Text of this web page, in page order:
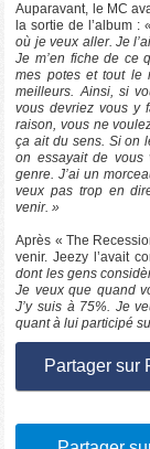
Auparavant, le MC
la sortie de l’album :
où je veux aller. Je
Je m’en fiche de ce
mes potes et tout le
meilleurs. Ainsi, si
vous devriez vous y
raison, vous ne
ça ait du sens. Si on
on essayait de
genre. J’ai un
veux pas trop en
venir. »
Après « The
venir. Jeezy l’avait
dont les gens
Je veux que quand
J’y suis à 75%. Je
quant à lui participé
Partager sur